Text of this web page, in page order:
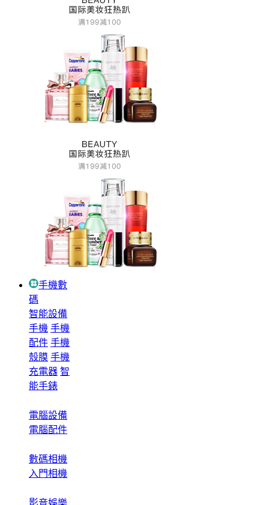
手機數
碼
智能設備
手機 手機
配件 手機
殼膜 手機
充電器 智
能手錶
電腦設備
電腦配件
數碼相機
入門相機
影音娛樂